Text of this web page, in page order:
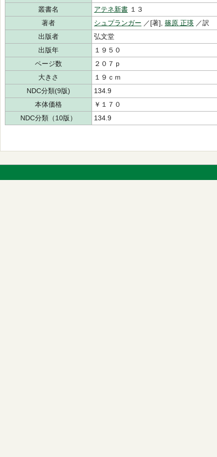
叢書名
アテネ新書 １３
著者
シュプランガー ／[著], 篠原 正瑛 ／訳
出版者
弘文堂
出版年
１９５０
ページ数
２０７ｐ
大きさ
１９ｃｍ
NDC分類(9版)
134.9
本体価格
￥１７０
NDC分類（10版）
134.9